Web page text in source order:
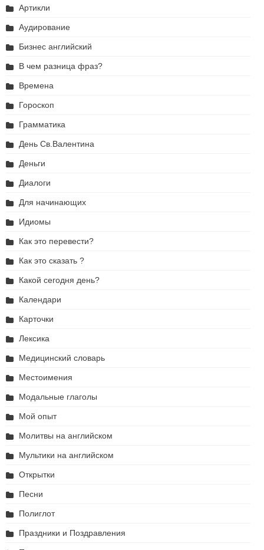
Артикли
Аудирование
Бизнес английский
В чем разница фраз?
Времена
Гороскоп
Грамматика
День Св.Валентина
Деньги
Диалоги
Для начинающих
Идиомы
Как это перевести?
Как это сказать ?
Какой сегодня день?
Календари
Карточки
Лексика
Медицинский словарь
Местоимения
Модальные глаголы
Мой опыт
Молитвы на английском
Мультики на английском
Открытки
Песни
Полиглот
Праздники и Поздравления